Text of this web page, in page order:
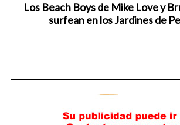
Los Beach Boys de Mike Love y
surfean en los Jardines de